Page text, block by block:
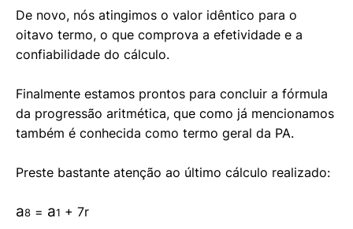
De novo, nós atingimos o valor idêntico para o
oitavo termo, o que comprova a efetividade e a
confiabilidade do cálculo.
Finalmente estamos prontos para concluir a fórmula
da progressão aritmética, que como já mencionamos
também é conhecida como termo geral da PA.
Preste bastante atenção ao último cálculo realizado:
a8 = a1 + 7r